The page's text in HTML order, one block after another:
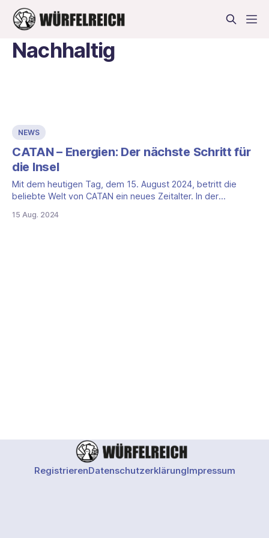
Nachhaltig
NEWS
CATAN – Energien: Der nächste Schritt für
die Insel
Mit dem heutigen Tag, dem 15. August 2024, betritt die
beliebte Welt von CATAN ein neues Zeitalter. In der
Teuber – CATAN – Energien – wird die Insel von CATAN in
15 Aug. 2024
RegistrierenDatenschutzerklärungImpressum